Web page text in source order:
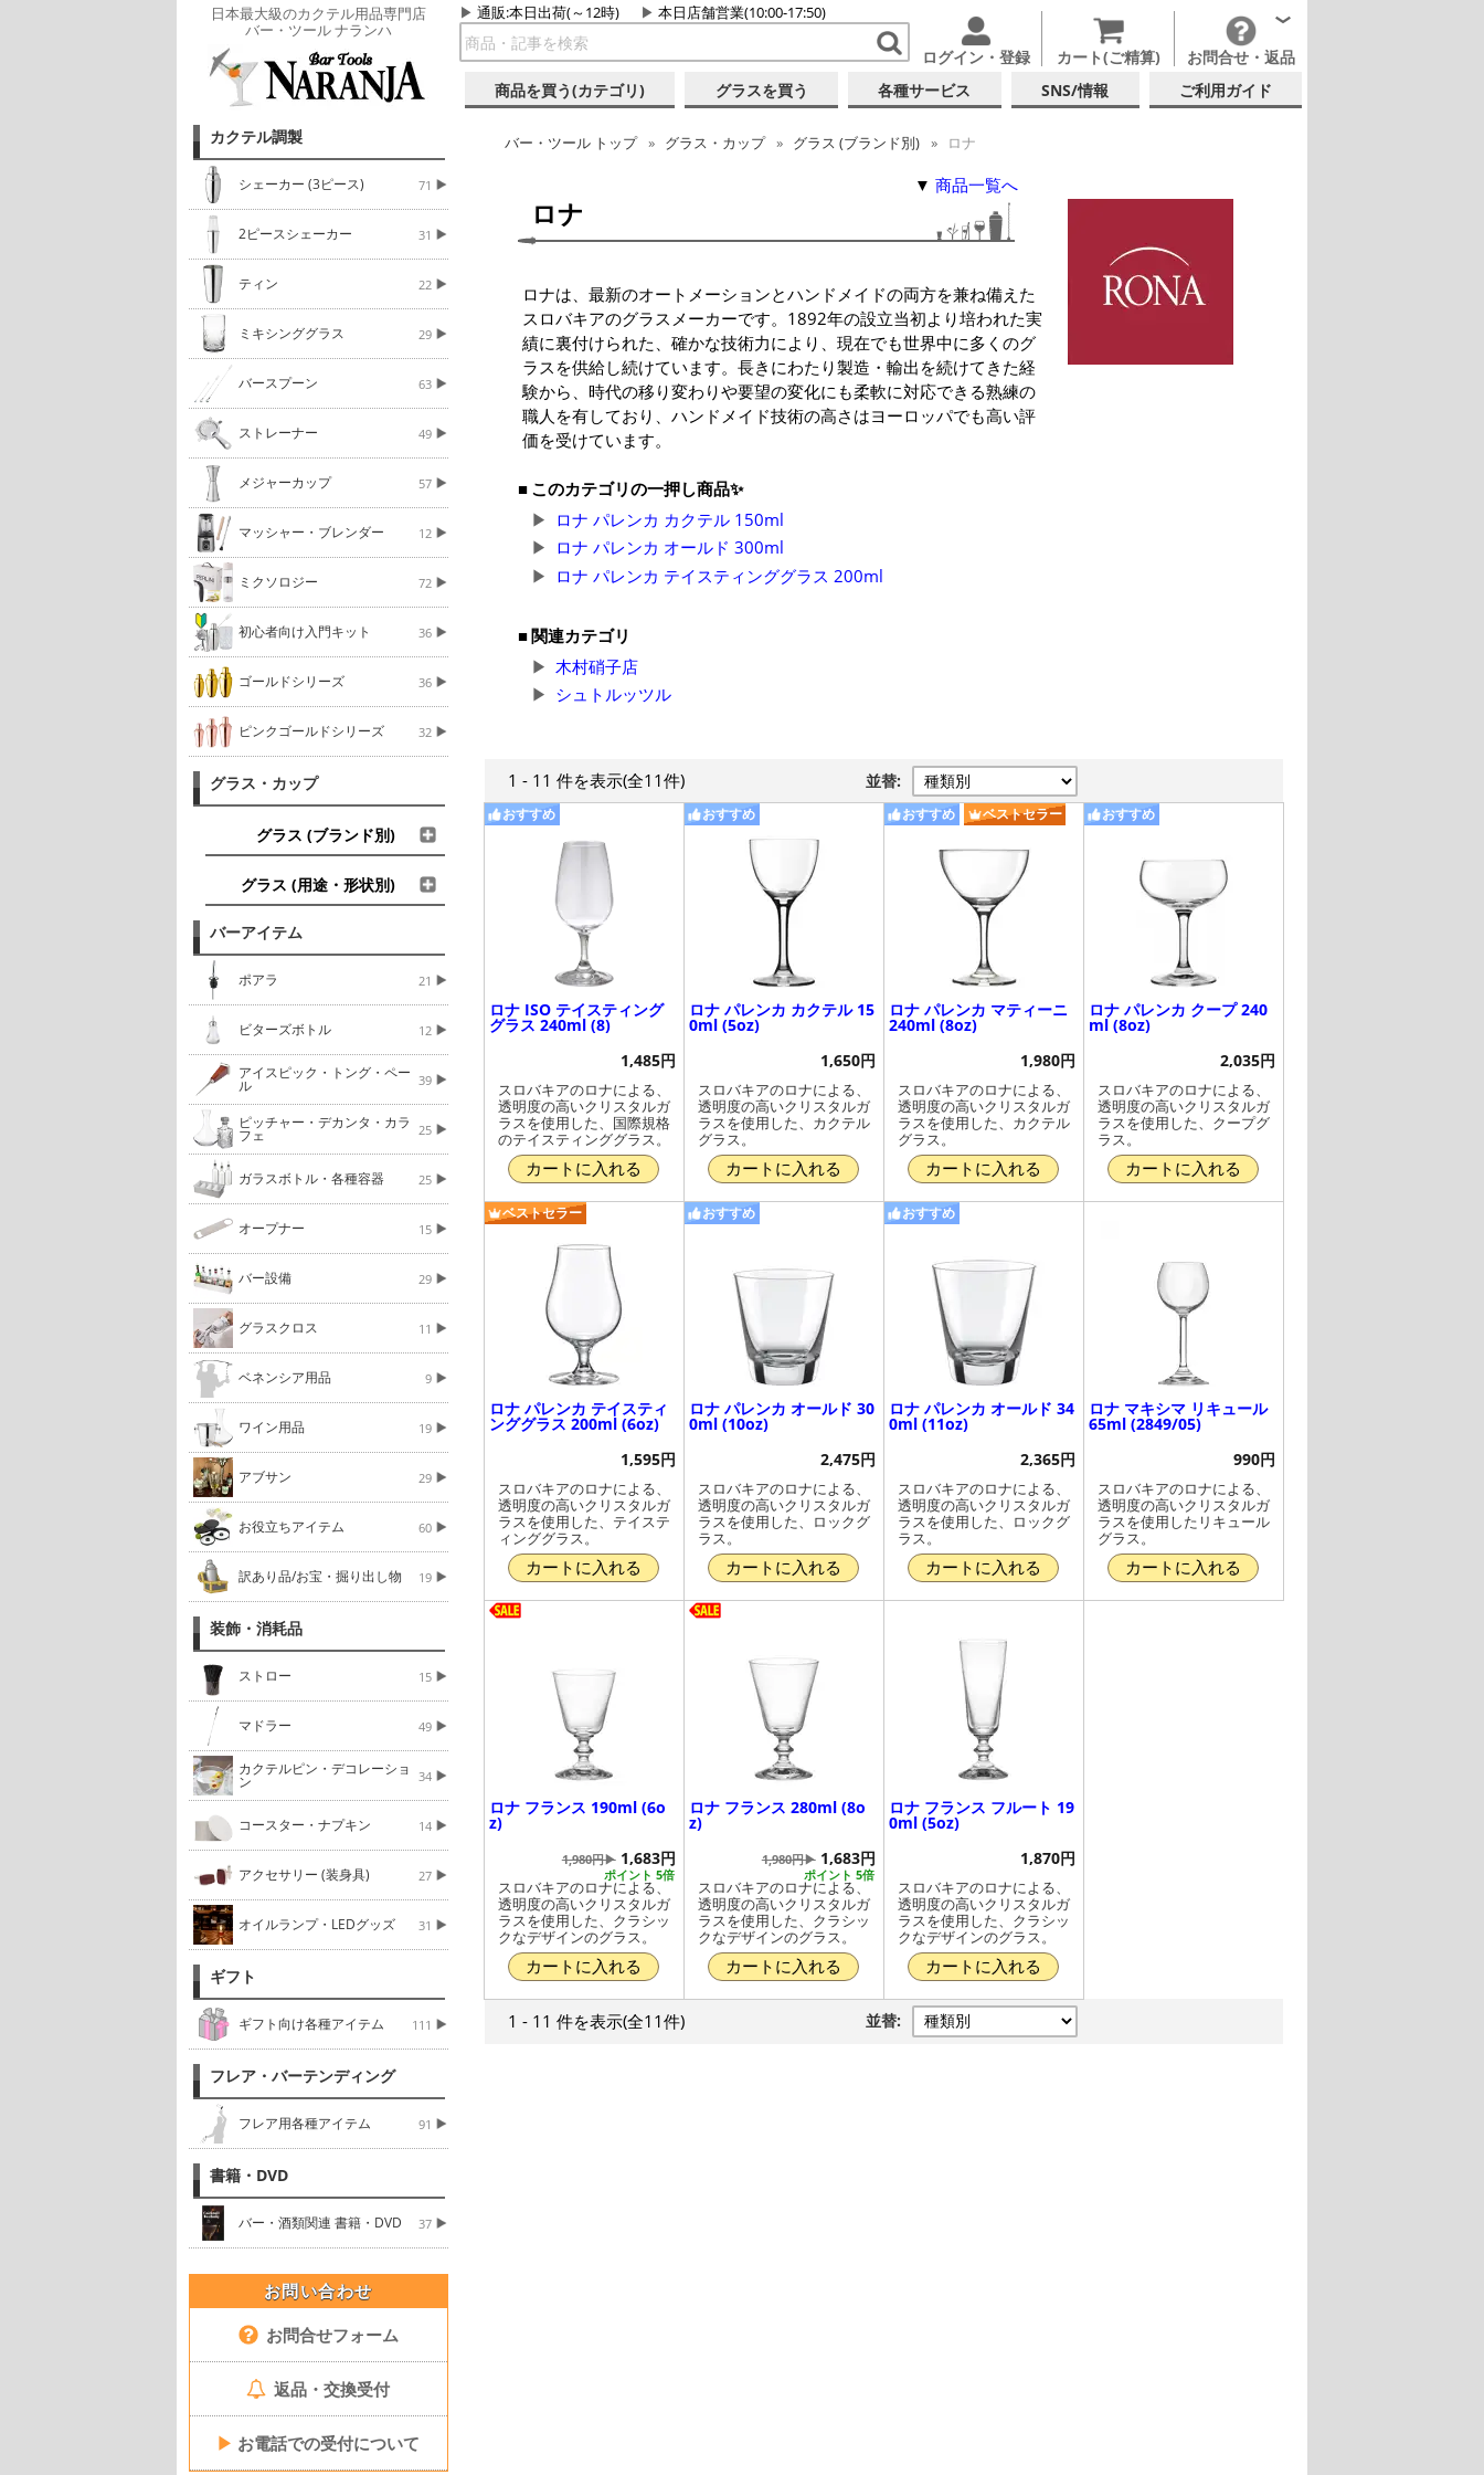
日本最大級のカクテル用品専門店
バー・ツール ナランハ
通販:本日出荷(～12時) 本日店舗営業(10:00-17:50)
ログイン・登録 カート(ご精算) お問合せ・返品
商品を買う(カテゴリ) グラスを買う 各種サービス SNS/情報 ご利用ガイド
カクテル調製
シェーカー (3ピース) 71
2ピースシェーカー 31
ティン 22
ミキシンググラス 29
バースプーン 63
ストレーナー 49
メジャーカップ 57
マッシャー・ブレンダー 12
ミクソロジー 72
初心者向け入門キット 36
ゴールドシリーズ 36
ピンクゴールドシリーズ 32
グラス・カップ
グラス (ブランド別)
グラス (用途・形状別)
バーアイテム
ポアラ 21
ビターズボトル 12
アイスピック・トング・ペー
ル 39
ピッチャー・デカンタ・カラ
フェ 25
ガラスボトル・各種容器 25
オープナー 15
バー設備 29
グラスクロス 11
ベネンシア用品 9
ワイン用品 19
アブサン 29
お役立ちアイテム 60
訳あり品/お宝・掘り出し物 19
装飾・消耗品
ストロー 15
マドラー 49
カクテルピン・デコレーショ
ン 34
コースター・ナプキン 14
アクセサリー (装身具) 27
オイルランプ・LEDグッズ 31
ギフト
ギフト向け各種アイテム 111
フレア・バーテンディング
フレア用各種アイテム 91
書籍・DVD
バー・酒類関連 書籍・DVD 37
お問い合わせ
お問合せフォーム
返品・交換受付
▶ お電話での受付について
バー・ツール トップ グラス・カップ グラス (ブランド別) ロナ
ロナ
▼ 商品一覧へ
ロナは、最新のオートメーションとハンドメイドの両方を兼ね備えた
スロバキアのグラスメーカーです。1892年の設立当初より培われた実
績に裏付けられた、確かな技術力により、現在でも世界中に多くのグ
ラスを供給し続けています。長きにわたり製造・輸出を続けてきた経
験から、時代の移り変わりや要望の変化にも柔軟に対応できる熟練の
職人を有しており、ハンドメイド技術の高さはヨーロッパでも高い評
価を受けています。
このカテゴリの一押し商品✨
ロナ パレンカ カクテル 150ml
ロナ パレンカ オールド 300ml
ロナ パレンカ テイスティンググラス 200ml
関連カテゴリ
木村硝子店
シュトルッツル
1 - 11 件を表示(全11件) 並替:
おすすめ
ロナ ISO テイスティング
グラス 240ml (8)
1,485円
スロバキアのロナによる、
透明度の高いクリスタルガ
ラスを使用した、国際規格
のテイスティンググラス。
カートに入れる
おすすめ
ロナ パレンカ カクテル 15
0ml (5oz)
1,650円
スロバキアのロナによる、
透明度の高いクリスタルガ
ラスを使用した、カクテル
グラス。
カートに入れる
おすすめ ベストセラー
ロナ パレンカ マティーニ
240ml (8oz)
1,980円
スロバキアのロナによる、
透明度の高いクリスタルガ
ラスを使用した、カクテル
グラス。
カートに入れる
おすすめ
ロナ パレンカ クープ 240
ml (8oz)
2,035円
スロバキアのロナによる、
透明度の高いクリスタルガ
ラスを使用した、クープグ
ラス。
カートに入れる
ベストセラー
ロナ パレンカ テイスティ
ンググラス 200ml (6oz)
1,595円
スロバキアのロナによる、
透明度の高いクリスタルガ
ラスを使用した、テイステ
ィンググラス。
カートに入れる
おすすめ
ロナ パレンカ オールド 30
0ml (10oz)
2,475円
スロバキアのロナによる、
透明度の高いクリスタルガ
ラスを使用した、ロックグ
ラス。
カートに入れる
おすすめ
ロナ パレンカ オールド 34
0ml (11oz)
2,365円
スロバキアのロナによる、
透明度の高いクリスタルガ
ラスを使用した、ロックグ
ラス。
カートに入れる
ロナ マキシマ リキュール
65ml (2849/05)
990円
スロバキアのロナによる、
透明度の高いクリスタルガ
ラスを使用したリキュール
グラス。
カートに入れる
ロナ フランス 190ml (6o
z)
ポイント 5倍
1,980円▶ 1,683円
スロバキアのロナによる、
透明度の高いクリスタルガ
ラスを使用した、クラシッ
クなデザインのグラス。
カートに入れる
ロナ フランス 280ml (8o
z)
ポイント 5倍
1,980円▶ 1,683円
スロバキアのロナによる、
透明度の高いクリスタルガ
ラスを使用した、クラシッ
クなデザインのグラス。
カートに入れる
ロナ フランス フルート 19
0ml (5oz)
1,870円
スロバキアのロナによる、
透明度の高いクリスタルガ
ラスを使用した、クラシッ
クなデザインのグラス。
カートに入れる
1 - 11 件を表示(全11件) 並替: